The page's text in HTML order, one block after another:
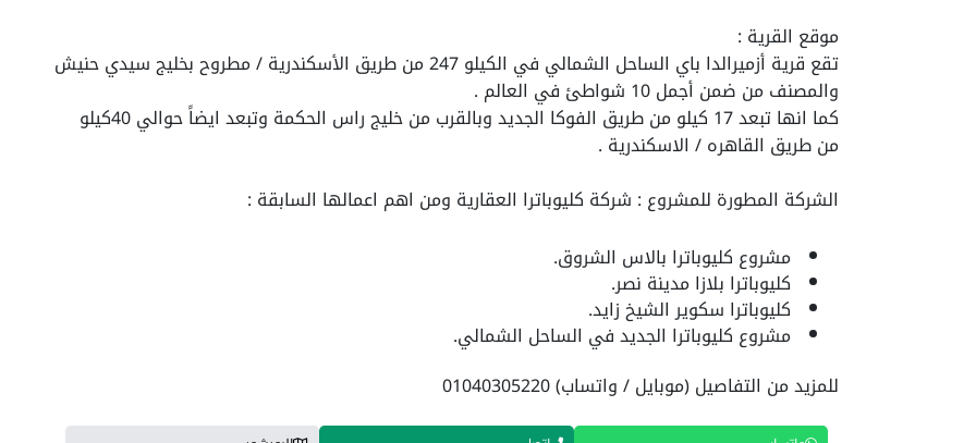
موقع القرية :
تقع قرية أزميرالدا باي الساحل الشمالي في الكيلو 247 من طريق الأسكندرية / مطروح بخليج سيدي حنيش
والمصنف من ضمن أجمل 10 شواطئ في العالم .
كما انها تبعد 17 كيلو من طريق الفوكا الجديد وبالقرب من خليج راس الحكمة وتبعد ايضاً حوالي 40كيلو
من طريق القاهره / الاسكندرية .
الشركة المطورة للمشروع : شركة كليوباترا العقارية ومن اهم اعمالها السابقة :
مشروع كليوباترا بالاس الشروق.
كليوباترا بلازا مدينة نصر.
كليوباترا سكوير الشيخ زايد.
مشروع كليوباترا الجديد في الساحل الشمالي.
للمزيد من التفاصيل (موبايل / واتساب) 01040305220